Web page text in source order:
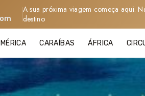
A sua próxima viagem começa aqui.
destino
CARAÍBAS ÁFRICA